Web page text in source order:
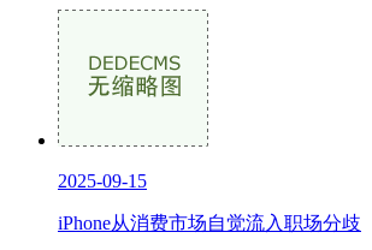
2025-09-15
iPhone从消费市场自觉流入职场分歧